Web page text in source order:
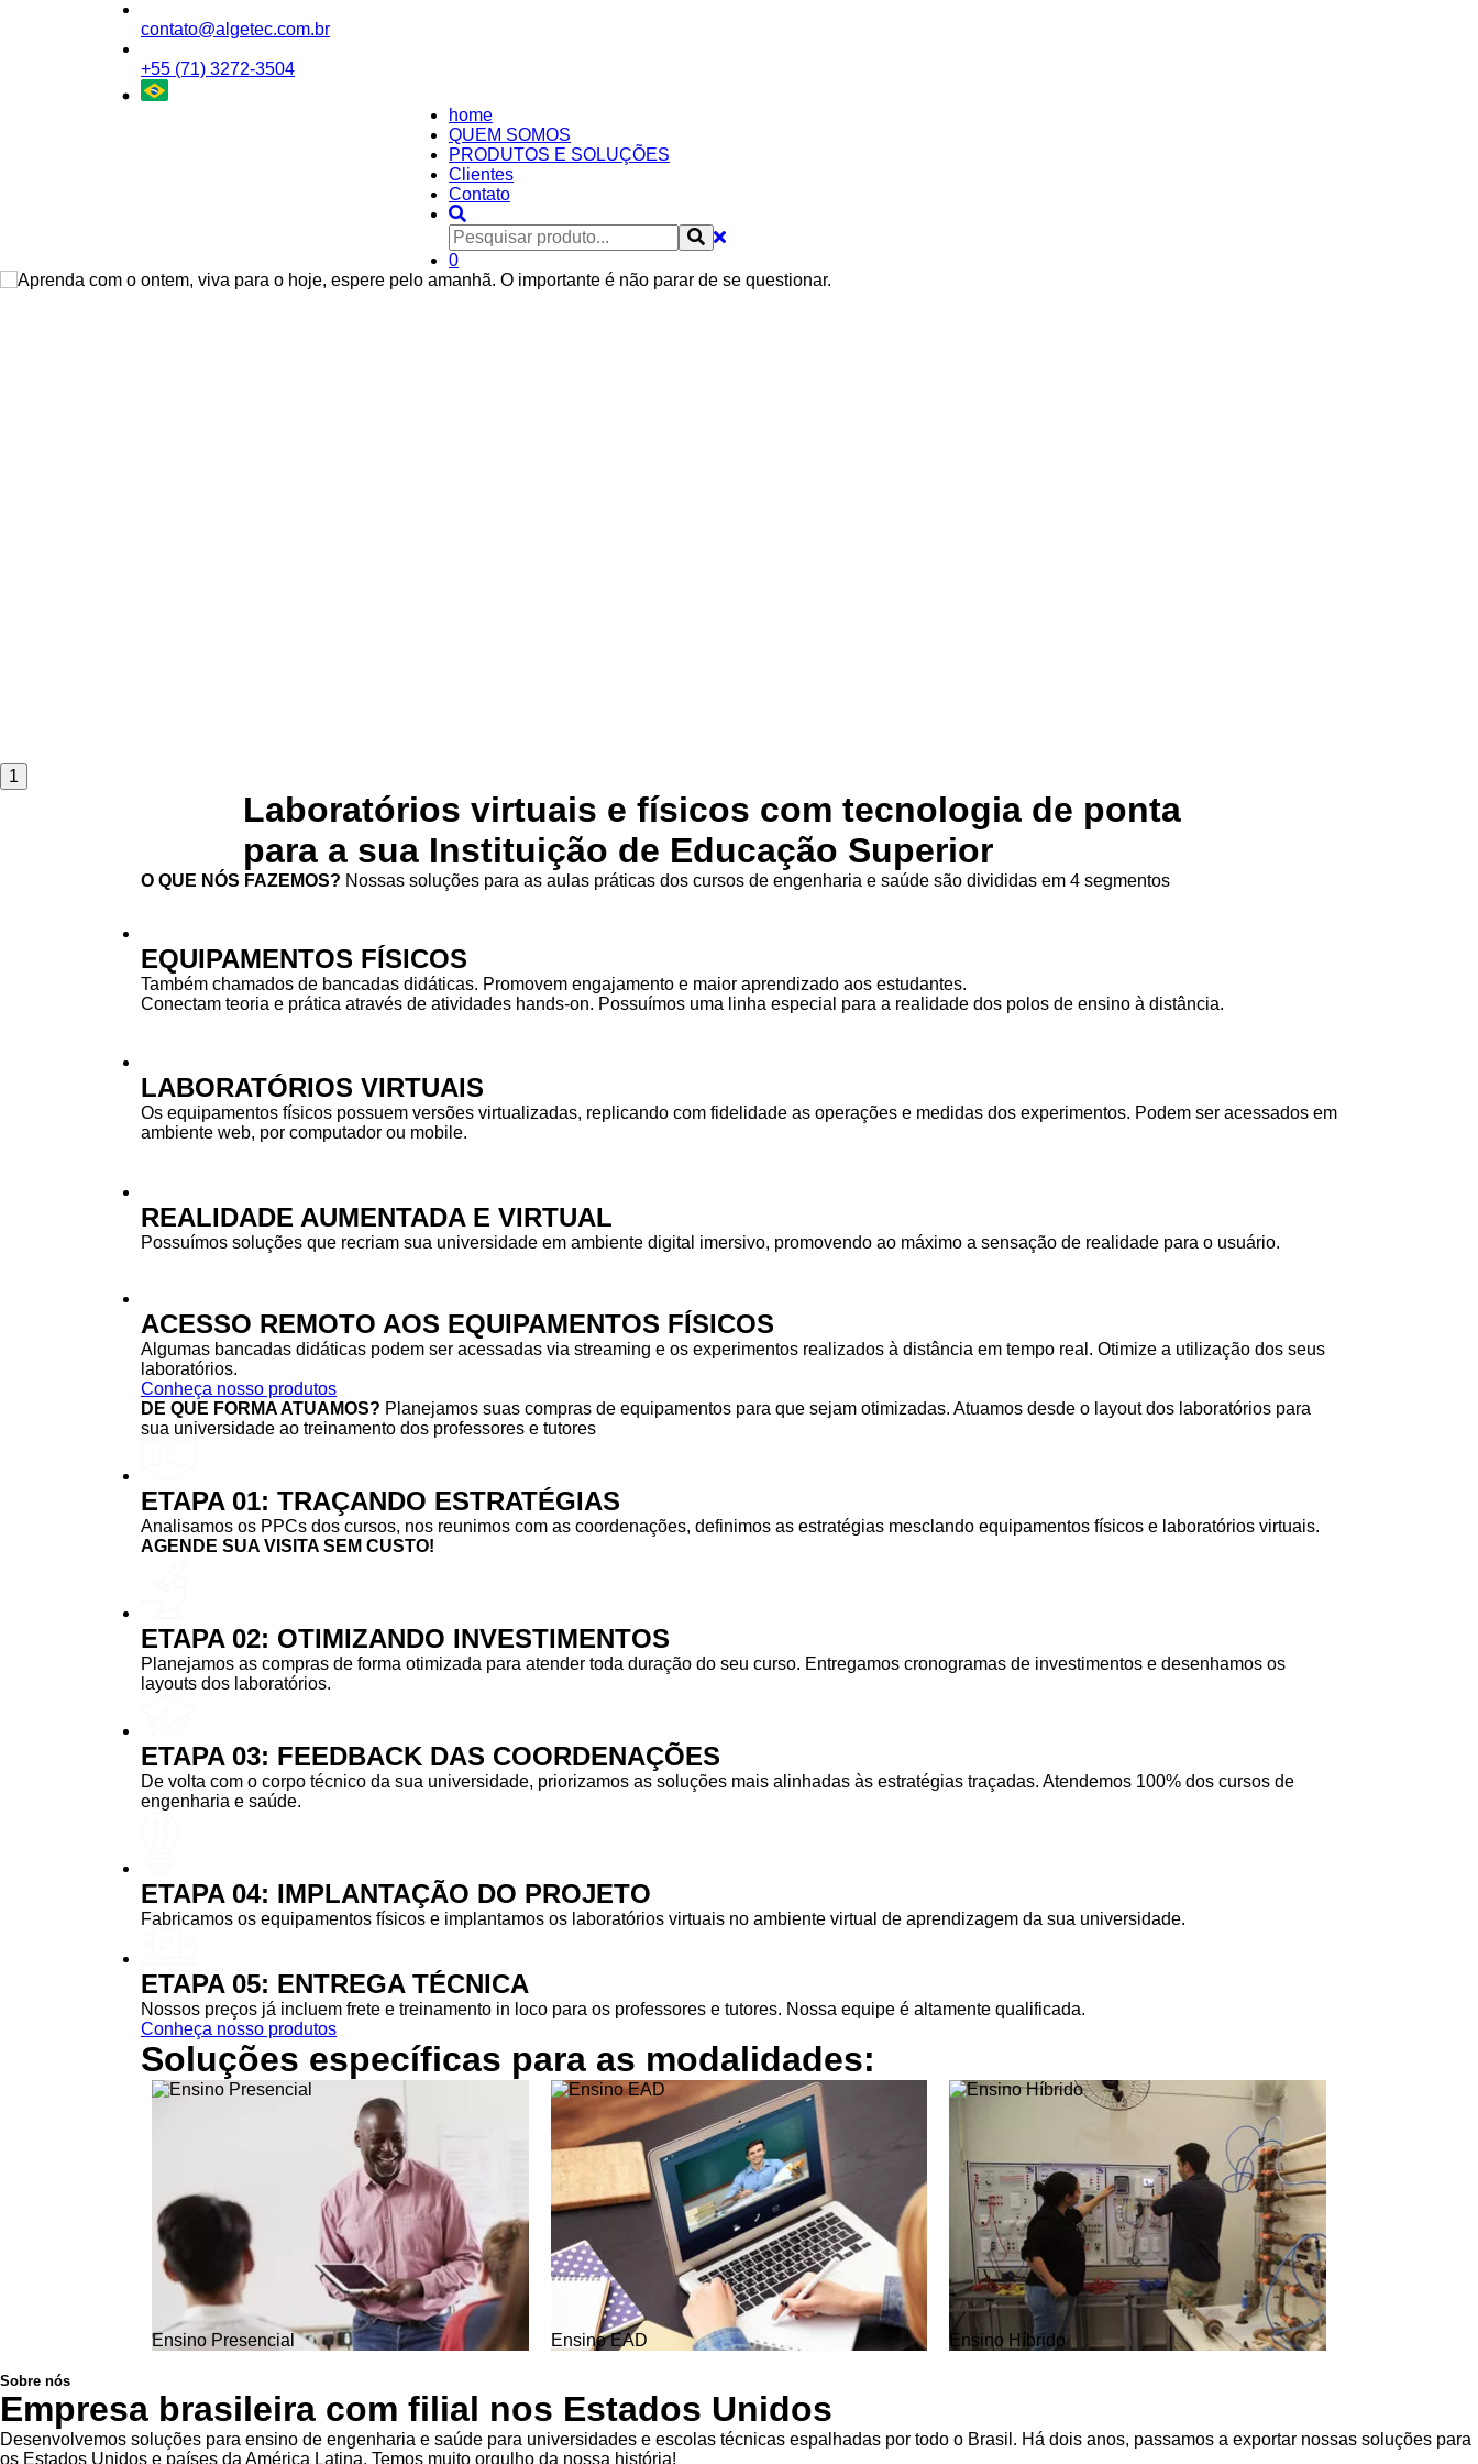
contato@algetec.com.br
+55 (71) 3272-3504
home
QUEM SOMOS
PRODUTOS E SOLUÇÕES
Clientes
Contato
0
1
Laboratórios virtuais e físicos com tecnologia de ponta
para a sua Instituição de Educação Superior
O QUE NÓS FAZEMOS? Nossas soluções para as aulas práticas dos cursos de engenharia e saúde são divididas em 4 segmentos
EQUIPAMENTOS FÍSICOS
Também chamados de bancadas didáticas. Promovem engajamento e maior aprendizado aos estudantes.
Conectam teoria e prática através de atividades hands-on. Possuímos uma linha especial para a realidade dos polos de ensino à distância.
LABORATÓRIOS VIRTUAIS
Os equipamentos físicos possuem versões virtualizadas, replicando com fidelidade as operações e medidas dos experimentos. Podem ser acessados em
ambiente web, por computador ou mobile.
REALIDADE AUMENTADA E VIRTUAL
Possuímos soluções que recriam sua universidade em ambiente digital imersivo, promovendo ao máximo a sensação de realidade para o usuário.
ACESSO REMOTO AOS EQUIPAMENTOS FÍSICOS
Algumas bancadas didáticas podem ser acessadas via streaming e os experimentos realizados à distância em tempo real. Otimize a utilização dos seus
laboratórios.
Conheça nosso produtos
DE QUE FORMA ATUAMOS? Planejamos suas compras de equipamentos para que sejam otimizadas. Atuamos desde o layout dos laboratórios para
sua universidade ao treinamento dos professores e tutores
ETAPA 01: TRAÇANDO ESTRATÉGIAS
Analisamos os PPCs dos cursos, nos reunimos com as coordenações, definimos as estratégias mesclando equipamentos físicos e laboratórios virtuais.
AGENDE SUA VISITA SEM CUSTO!
ETAPA 02: OTIMIZANDO INVESTIMENTOS
Planejamos as compras de forma otimizada para atender toda duração do seu curso. Entregamos cronogramas de investimentos e desenhamos os
layouts dos laboratórios.
ETAPA 03: FEEDBACK DAS COORDENAÇÕES
De volta com o corpo técnico da sua universidade, priorizamos as soluções mais alinhadas às estratégias traçadas. Atendemos 100% dos cursos de
engenharia e saúde.
ETAPA 04: IMPLANTAÇÃO DO PROJETO
Fabricamos os equipamentos físicos e implantamos os laboratórios virtuais no ambiente virtual de aprendizagem da sua universidade.
ETAPA 05: ENTREGA TÉCNICA
Nossos preços já incluem frete e treinamento in loco para os professores e tutores. Nossa equipe é altamente qualificada.
Conheça nosso produtos
Soluções específicas para as modalidades:
Ensino Presencial Ensino EAD Ensino Híbrido
Sobre nós
Empresa brasileira com filial nos Estados Unidos
Desenvolvemos soluções para ensino de engenharia e saúde para universidades e escolas técnicas espalhadas por todo o Brasil. Há dois anos, passamos a exportar nossas soluções para
os Estados Unidos e países da América Latina. Temos muito orgulho da nossa história!